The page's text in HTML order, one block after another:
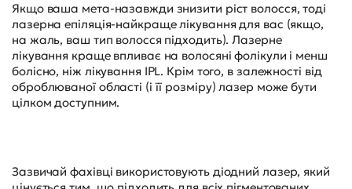
Якщо ваша мета-назавжди знизити ріст волосся, тоді
лазерна епіляція-найкраще лікування для вас (якщо,
на жаль, ваш тип волосся підходить). Лазерне
лікування краще впливає на волосяні фолікули і менш
болісно, ніж лікування IPL. Крім того, в залежності від
оброблюваної області (і її розміру) лазер може бути
цілком доступним.
Зазвичай фахівці використовують діодний лазер, який